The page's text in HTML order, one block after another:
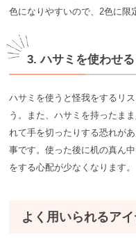
色になりやすいので、2色に限
3. ハサミを使わせ
ハサミを使うと怪我をするリ
う。また、ハサミを持ったま
れて手を切ったりする恐れが
事です。使った後に机の真ん
をする心配が少なくなります。
よく用いられるア